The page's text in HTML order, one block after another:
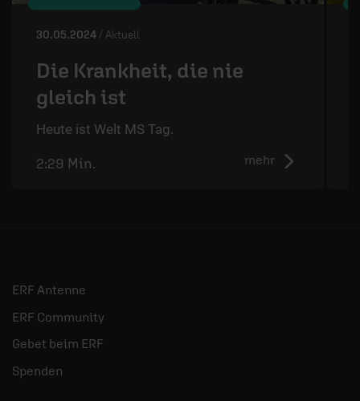
30.05.2024 / Aktuell
Die Krankheit, die nie
gleich ist
Heute ist Welt MS Tag.
mehr
2:29 Min.
ERF Antenne
ERF Community
Gebet beim ERF
Spenden